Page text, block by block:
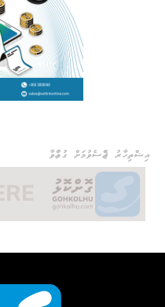
އިޝްތިހާރު ޖެއްސެވުމަށް ގުޅުއްވާ